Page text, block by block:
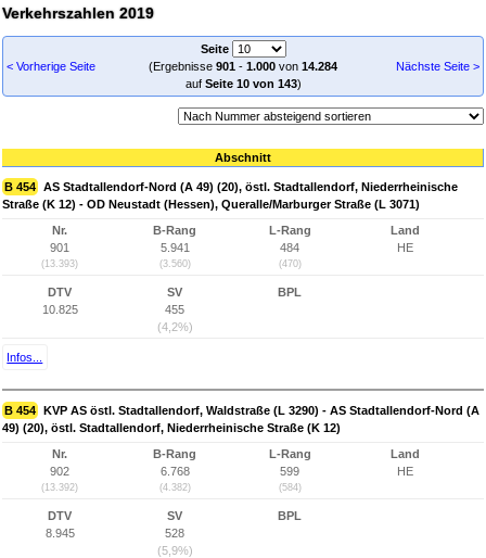
Verkehrszahlen 2019
< Vorherige Seite
Seite
(Ergebnisse 901 - 1.000 von 14.284
auf Seite 10 von 143)
Nächste Seite >
Abschnitt
B 454 AS Stadtallendorf-Nord (A 49) (20), östl. Stadtallendorf, Niederrheinische
Straße (K 12) - OD Neustadt (Hessen), Queralle/Marburger Straße (L 3071)
Nr.
901
(13.393)
B-Rang
5.941
(3.560)
L-Rang
484
(470)
Land
HE
DTV
10.825
SV
455
(4,2%)
BPL
Infos...
B 454 KVP AS östl. Stadtallendorf, Waldstraße (L 3290) - AS Stadtallendorf-Nord (A
49) (20), östl. Stadtallendorf, Niederrheinische Straße (K 12)
Nr.
902
(13.392)
B-Rang
6.768
(4.382)
L-Rang
599
(584)
Land
HE
DTV
8.945
SV
528
(5,9%)
BPL